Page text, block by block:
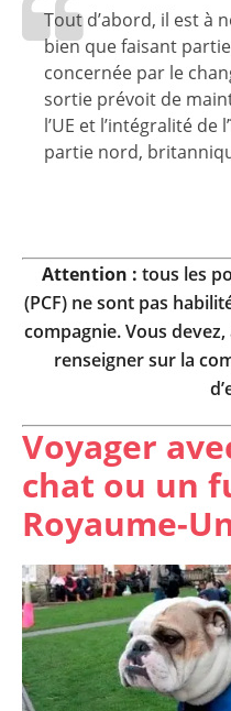
Tout d’abord, il est à
bien que faisant
concernée par le
sortie prévoit de
l’UE et l’intégralité de
partie nord,
Attention : tous les
(PCF) ne sont pas
compagnie. Vous
renseigner sur la
Voyager
chat ou un
Royaume-